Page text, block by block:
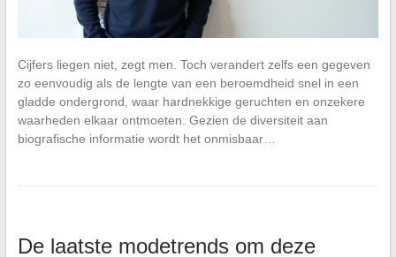
Cijfers liegen niet, zegt men. Toch verandert zelfs een gegeven
zo eenvoudig als de lengte van een beroemdheid snel in een
gladde ondergrond, waar hardnekkige geruchten en onzekere
waarheden elkaar ontmoeten. Gezien de diversiteit aan
biografische informatie wordt het onmisbaar…
De laatste modetrends om deze